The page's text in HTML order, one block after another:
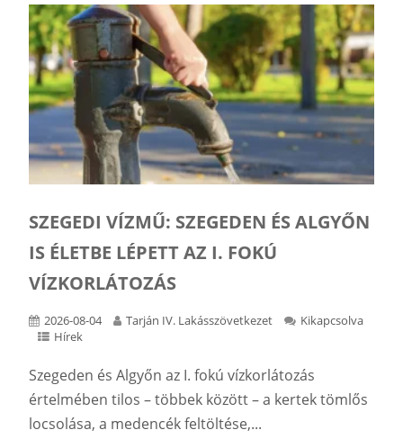
SZEGEDI VÍZMŰ: SZEGEDEN ÉS ALGYŐN
IS ÉLETBE LÉPETT AZ I. FOKÚ
VÍZKORLÁTOZÁS
2026-08-04 Tarján IV. Lakásszövetkezet
Kikapcsolva
Hírek
Szegeden és Algyőn az I. fokú vízkorlátozás
értelmében tilos – többek között – a kertek tömlős
locsolása, a medencék feltöltése,...